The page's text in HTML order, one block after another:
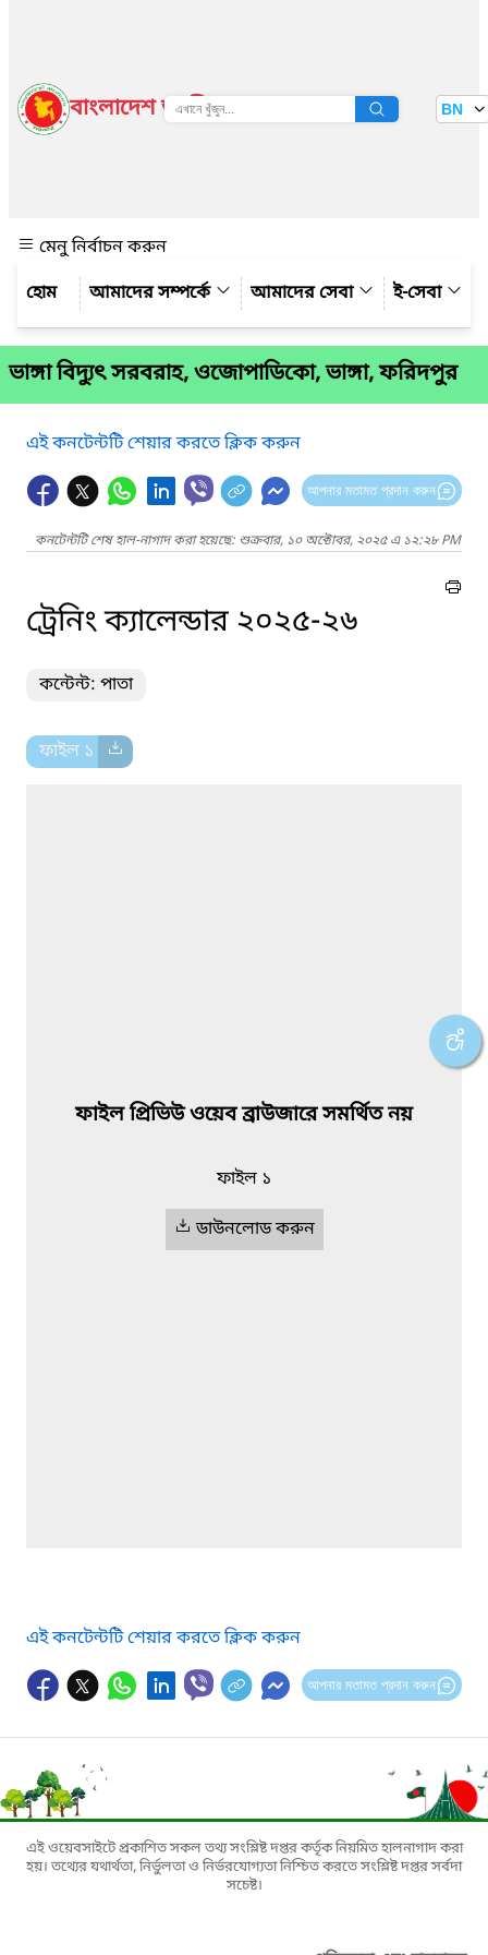
বাংলাদেশ জাতীয় তথ্য বাতায়ন BN
মেনু নির্বাচন করুন
আমাদের সম্পর্কে
আমাদের সেবা ই-সেবা
ভাঙ্গা বিদ্যুৎ সরবরাহ, ওজোপাডিকো, ভাঙ্গা, ফরিদপুর
এই কনটেন্টটি শেয়ার করতে ক্লিক করুন
আপনার মতামত প্রদান করুন
কনটেন্টটি শেষ হাল-নাগাদ করা হয়েছে: শুক্রবার, ১০ অক্টোবর, ২০২৫ এ ১২:২৮ PM
ট্রেনিং ক্যালেন্ডার ২০২৫-২৬
কন্টেন্ট: পাতা
ফাইল ১
ফাইল প্রিভিউ ওয়েব ব্রাউজারে সমর্থিত নয়
ফাইল ১
ডাউনলোড করুন
এই কনটেন্টটি শেয়ার করতে ক্লিক করুন
আপনার মতামত প্রদান করুন
এই ওয়েবসাইটে প্রকাশিত সকল তথ্য সংশ্লিষ্ট দপ্তর কর্তৃক নিয়মিত হালনাগাদ করা
হয়। তথ্যের যথার্থতা, নির্ভুলতা ও নির্ভরযোগ্যতা নিশ্চিত করতে সংশ্লিষ্ট দপ্তর সর্বদা
সচেষ্ট।